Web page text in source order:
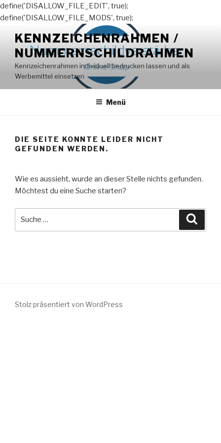
define('DISALLOW_FILE_EDIT', true);
define('DISALLOW_FILE_MODS', true);
Inhalt
springen
KENNZEICHENRAHMEN /
NUMMERNSCHILDRAHMEN
Kennzeichenrahmen individuell bedrucken lassen und als
Werbemittel einsetzen
Menü
DIE SEITE KONNTE LEIDER NICHT
GEFUNDEN WERDEN.
Wie es aussieht, wurde an dieser Stelle nichts gefunden.
Möchtest du eine Suche starten?
Stolz präsentiert von WordPress